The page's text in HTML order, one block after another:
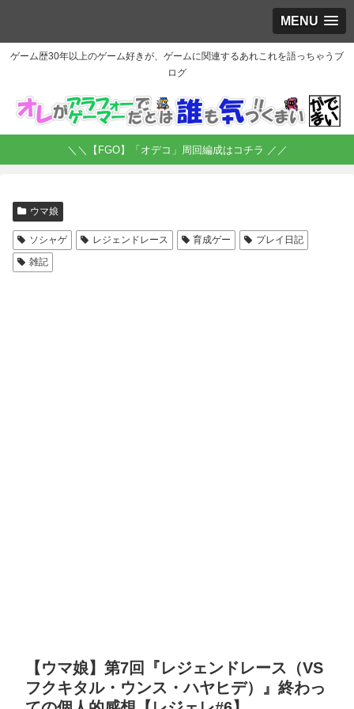
MENU
ゲーム歴30年以上のゲーム好きが、ゲームに関連するあれこれを語っちゃうブ
ログ
＼＼【FGO】「オデコ」周回編成はコチラ ／／
ウマ娘
ソシャゲ レジェンドレース 育成ゲー
プレイ日記
雑記
【ウマ娘】第7回『レジェンドレース（VS
フクキタル・ウンス・ハヤヒデ）』終わっ